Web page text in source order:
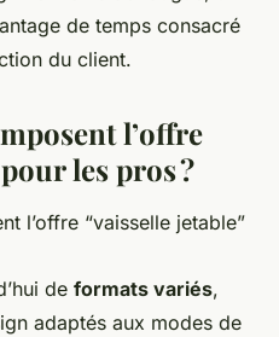
de temps consacré
du client.
l’offre
les pros ?
de formats variés,
adaptés aux modes de